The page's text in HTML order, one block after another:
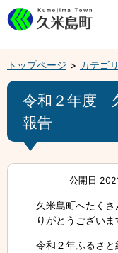
トップページ カテゴリ
令和２年度
報告
公開日
久米島町へたく
りがとうございま
令和２年ふるさ